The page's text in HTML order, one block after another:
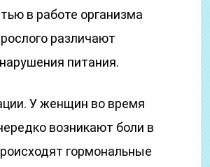
в работе организма
различают
питания.
У женщин во время
возникают боли в
гормональные